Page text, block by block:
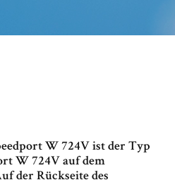
W 724V ist der Typ
W 724V auf dem
der Rückseite des